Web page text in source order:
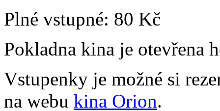
Plné vstupné: 80 Kč
Pokladna kina je otevřena
Vstupenky je možné si
na webu kina Orion.